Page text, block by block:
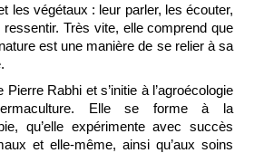
les végétaux : leur parler, les écouter,
ressentir. Très vite, elle comprend que
est une manière de se relier à sa
Pierre Rabhi et s’initie à l’agroécologie
Elle se forme à la
qu’elle expérimente avec succès
et elle-même, ainsi qu’aux soins